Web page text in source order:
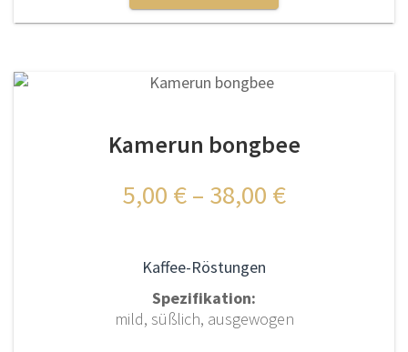
weist
können
Produktseite
Kamerun bongbee
5,00 €– 38,00 €
Kaffee-Röstungen
Spezifikation:
mild, süßlich, ausgewogen